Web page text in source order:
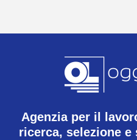
Agenzia per il
ricerca, selezione